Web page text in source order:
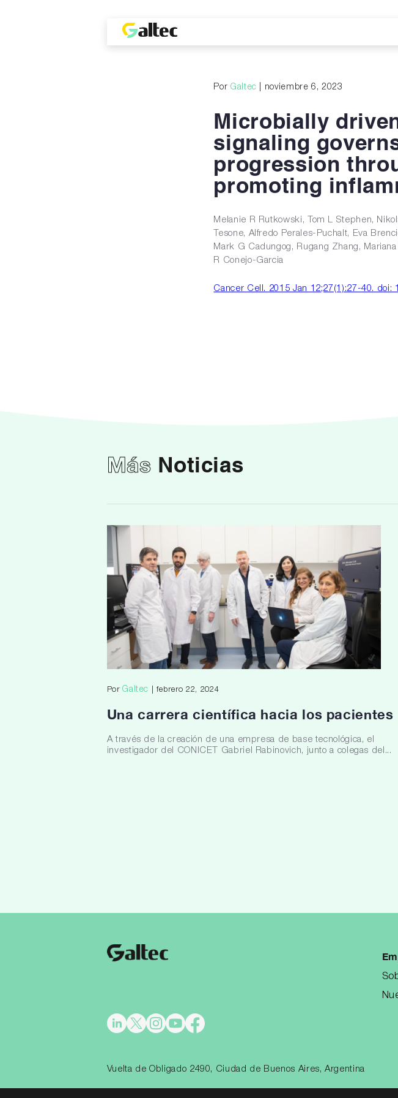
Por Galtec | noviembre 6, 2023
Microbially
signaling
progression
promoting
Melanie R Rutkowski, Tom L Stephen,
Tesone, Alfredo Perales-Puchalt, Eva
Mark G Cadungog, Rugang Zhang,
R Conejo-Garcia
Cancer Cell. 2015 Jan 12;27(1):27-40.
Más Noticias
PorGaltec | febrero 22, 2024
Una carrera científica hacia los pacientes
A través de la creación de una empresa de base tecnológica, el
investigador del CONICET Gabriel Rabinovich, junto a colegas del...
Vuelta de Obligado 2490, Ciudad de Buenos Aires, Argentina